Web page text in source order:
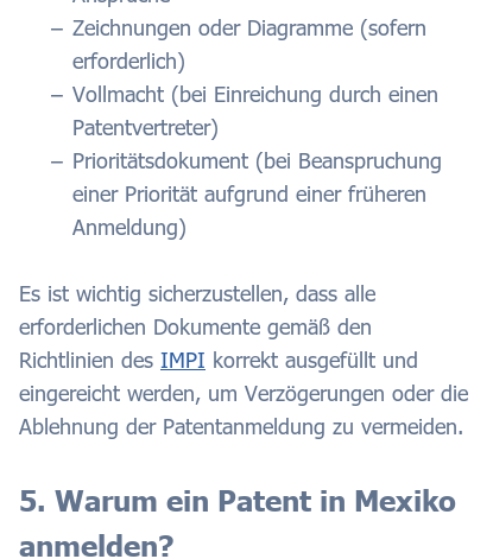
Zeichnungen oder Diagramme (sofern
erforderlich)
Vollmacht (bei Einreichung durch einen
Patentvertreter)
Prioritätsdokument (bei Beanspruchung
einer Priorität aufgrund einer früheren
Anmeldung)
Es ist wichtig sicherzustellen, dass alle
erforderlichen Dokumente gemäß den
Richtlinien des IMPI korrekt ausgefüllt und
eingereicht werden, um Verzögerungen oder die
Ablehnung der Patentanmeldung zu vermeiden.
5. Warum ein Patent in Mexiko
anmelden?